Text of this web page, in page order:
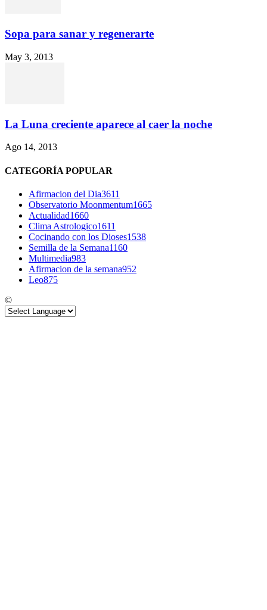
Sopa para sanar y regenerarte
May 3, 2013
La Luna creciente aparece al caer la noche
Ago 14, 2013
CATEGORÍA POPULAR
Afirmacion del Dia3611
Observatorio Moonmentum1665
Actualidad1660
Clima Astrologico1611
Cocinando con los Dioses1538
Semilla de la Semana1160
Multimedia983
Afirmacion de la semana952
Leo875
©